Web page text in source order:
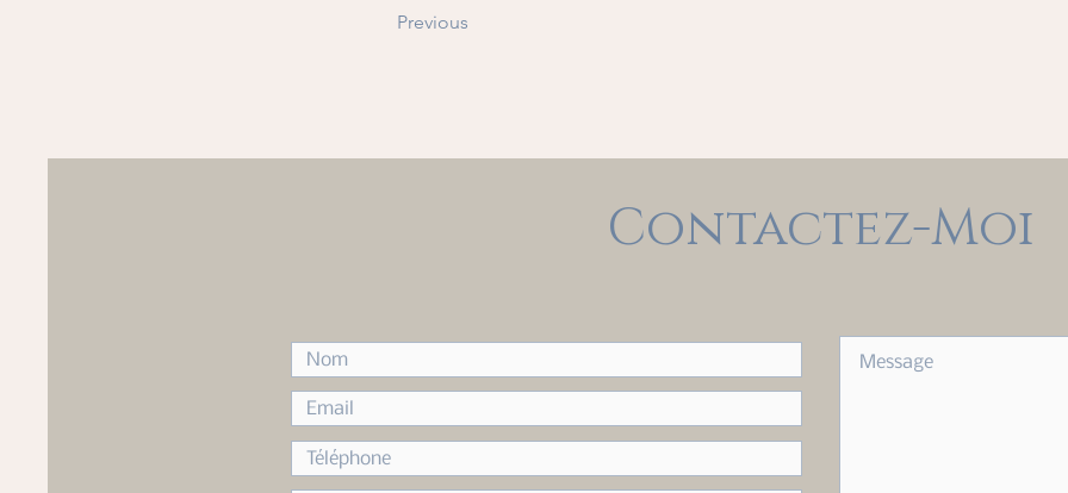
Previous
Contactez-Moi